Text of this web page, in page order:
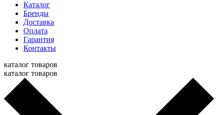
Каталог
Бренды
Доставка
Оплата
Гарантия
Контакты
каталог товаров
каталог товаров